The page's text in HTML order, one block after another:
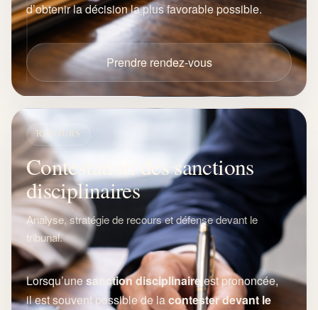
d’obtenir la décision la plus favorable possible.
Prendre rendez-vous
RECOURS
Contestation des sanctions
disciplinaires
Analyse, stratégie de recours et défense devant le
tribunal.
Lorsqu’unesanction disciplinaire est prononcée,
il est souvent possible de lacontester devant le